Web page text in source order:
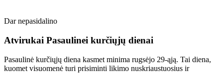
Dar nepasidalino
Atvirukai Pasaulinei kurčiųjų dienai
Pasaulinė kurčiųjų diena kasmet minima rugsėjo 29-ąją. Tai diena,
kuomet visuomenė turi prisiminti likimo nuskriaustuosius ir